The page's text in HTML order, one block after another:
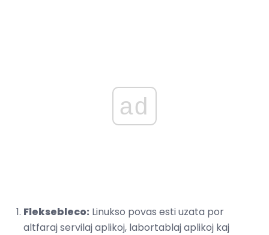
ad
Fleksebleco: Linukso povas esti uzata por
altfaraj servilaj aplikoj, labortablaj aplikoj kaj